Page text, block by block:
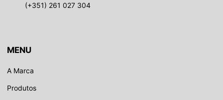
(+351) 261 027 304
MENU
A Marca
Produtos